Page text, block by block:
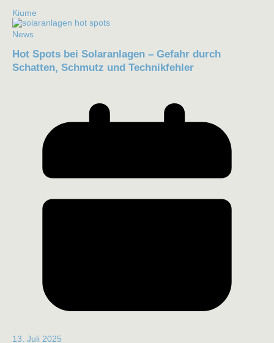
Kiume
News
Hot Spots bei Solaranlagen – Gefahr durch
Schatten, Schmutz und Technikfehler
13. Juli 2025